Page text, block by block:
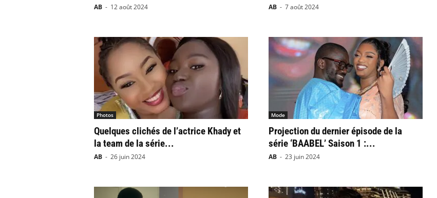
AB - 12 août 2024 AB - 7 août 2024
Photos
Quelques clichés de l’actrice Khady et
la team de la série...
AB - 26 juin 2024
Mode
Projection du dernier épisode de la
série ‘BAABEL’ Saison 1 :...
AB - 23 juin 2024